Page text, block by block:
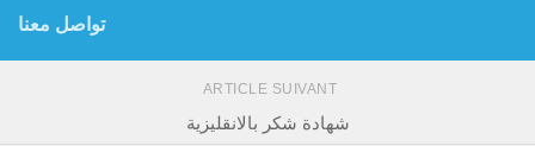
تواصل معنا
ARTICLE SUIVANT
شهادة شكر بالانقليزية